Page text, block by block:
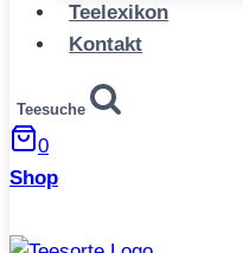
Teelexikon
Kontakt
Teesuche
0
Shop